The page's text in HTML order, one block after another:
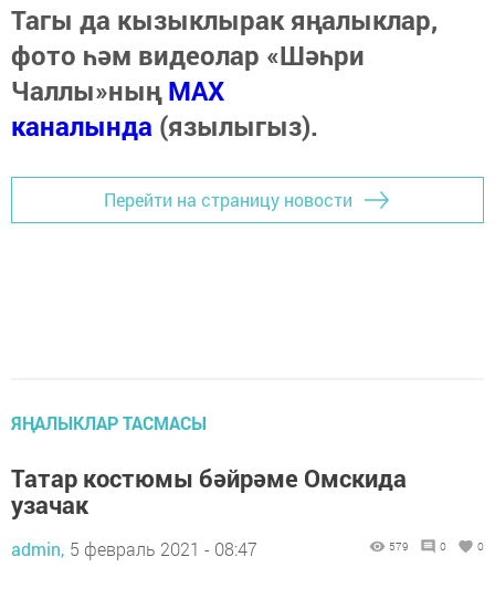
Тагы да кызыклырак яңалыклар,
фото һәм видеолар «Шәһри
Чаллы»ныңMAX
каналында (язылыгыз).
Перейти на страницу новости
ЯҢАЛЫКЛАР ТАСМАСЫ
Татар костюмы бәйрәме Омскида
узачак
admin, 5 февраль 2021 - 08:47 579 0 0